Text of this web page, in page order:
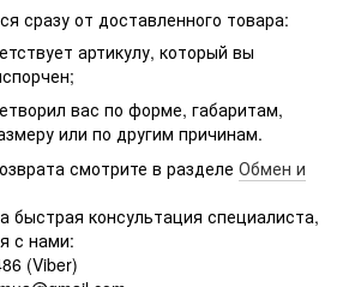
сразу от доставленного товара:
артикулу, который вы
вас по форме, габаритам,
или по другим причинам.
смотрите в разделе Обмен и
быстрая консультация специалиста,
с нами:
(Viber)